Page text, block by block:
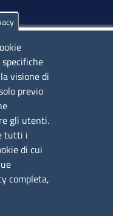
pomeriggio: 16,00
e
visione di
previo
gli utenti.
tutti i
di cui
completa,